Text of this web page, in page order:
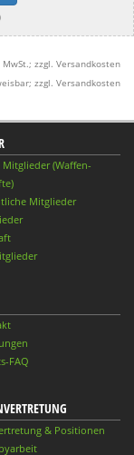
MwSt.; zzgl. Versandkosten
zzgl. Versandkosten
(Waffen-
Mitglieder
FAQ
& Positionen